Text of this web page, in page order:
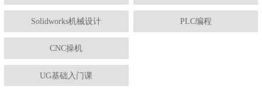
Solidworks机械设计 PLC编程
CNC操机
UG基础入门课